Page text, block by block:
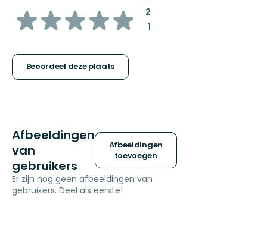
van
sterren
Beoordeel deze plaats
2:
1:
Afbeeldingen
van
gebruikers
Afbeeldingen
toevoegen
Er zijn nog geen afbeeldingen van
gebruikers. Deel als eerste!